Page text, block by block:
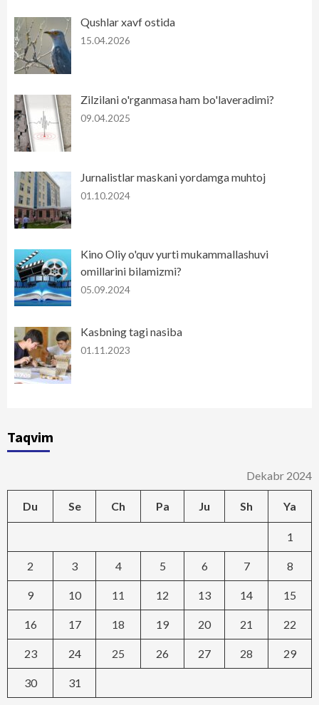
Qushlar xavf ostida
15.04.2026
Zilzilani o'rganmasa ham bo'laveradimi?
09.04.2025
Jurnalistlar maskani yordamga muhtoj
01.10.2024
Kino Oliy o'quv yurti mukammallashuvi
omillarini bilamizmi?
05.09.2024
Kasbning tagi nasiba
01.11.2023
Taqvim
Dekabr 2024
Du Se Ch Pa Ju Sh Ya
1
2 3 4 5 6 7 8
9 10 11 12 13 14 15
16 17 18 19 20 21 22
23 24 25 26 27 28 29
30 31